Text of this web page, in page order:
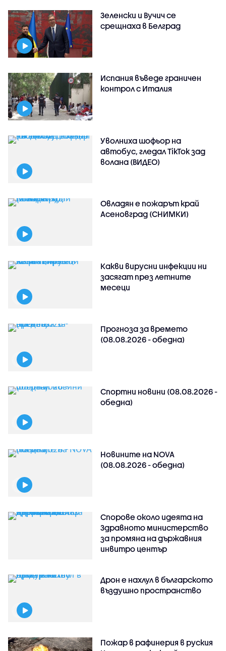
Зеленски и Вучич се
срещнаха в Белград
Испания въведе граничен
контрол с Италия
Уволниха шофьор на
автобус, гледал TikTok зад
волана (ВИДЕО)
Овладян е пожарът край
Асеновград (СНИМКИ)
Какви вирусни инфекции ни
засягат през летните
месеци
Прогноза за времето
(08.08.2026 - обедна)
Спортни новини (08.08.2026 -
обедна)
Новините на NOVA
(08.08.2026 - обедна)
Спорове около идеята на
Здравното министерство
за промяна на държавния
инвитро център
Дрон е нахлул в българското
въздушно пространство
Пожар в рафинерия в руския